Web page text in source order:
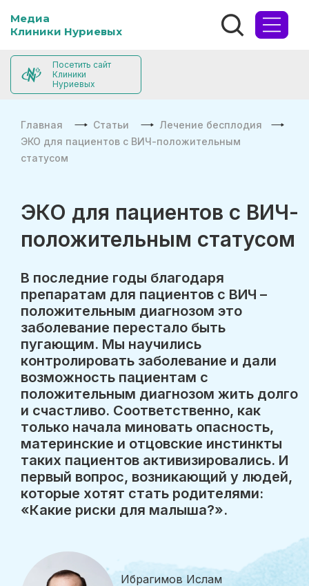
Медиа
Клиники Нуриевых
Посетить сайт
Клиники
Нуриевых
Главная Статьи
Лечение бесплодия
ЭКО для пациентов с ВИЧ-положительным
статусом
ЭКО для пациентов с ВИЧ-
положительным статусом
В последние годы благодаря
препаратам для пациентов с ВИЧ –
положительным диагнозом это
заболевание перестало быть
пугающим. Мы научились
контролировать заболевание и дали
возможность пациентам с
положительным диагнозом жить долго
и счастливо. Соответственно, как
только начала миновать опасность,
материнские и отцовские инстинкты
таких пациентов активизировались. И
первый вопрос, возникающий у людей,
которые хотят стать родителями:
«Какие риски для малыша?».
Ибрагимов Ислам